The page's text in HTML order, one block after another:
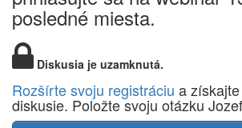
posledné miesta.
Diskusia je uzamknutá.
Rozšírte svoju registráciu a
diskusie. Položte svoju otázku